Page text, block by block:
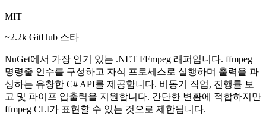
MIT
~2.2k GitHub 스타
NuGet에서 가장 인기 있는 .NET FFmpeg 래퍼입니다. ffmpeg
명령줄 인수를 구성하고 자식 프로세스로 실행하며 출력을 파
싱하는 유창한 C# API를 제공합니다. 비동기 작업, 진행률 보
고 및 파이프 입출력을 지원합니다. 간단한 변환에 적합하지만
ffmpeg CLI가 표현할 수 있는 것으로 제한됩니다.